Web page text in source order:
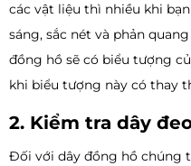
các vật liệu thì nhiều khi
sáng, sắc nét và phản
đồng hồ sẽ có biểu tượng
khi biểu tượng này có thay
2. Kiểm tra dây
Đối với dây đồng hồ chúng